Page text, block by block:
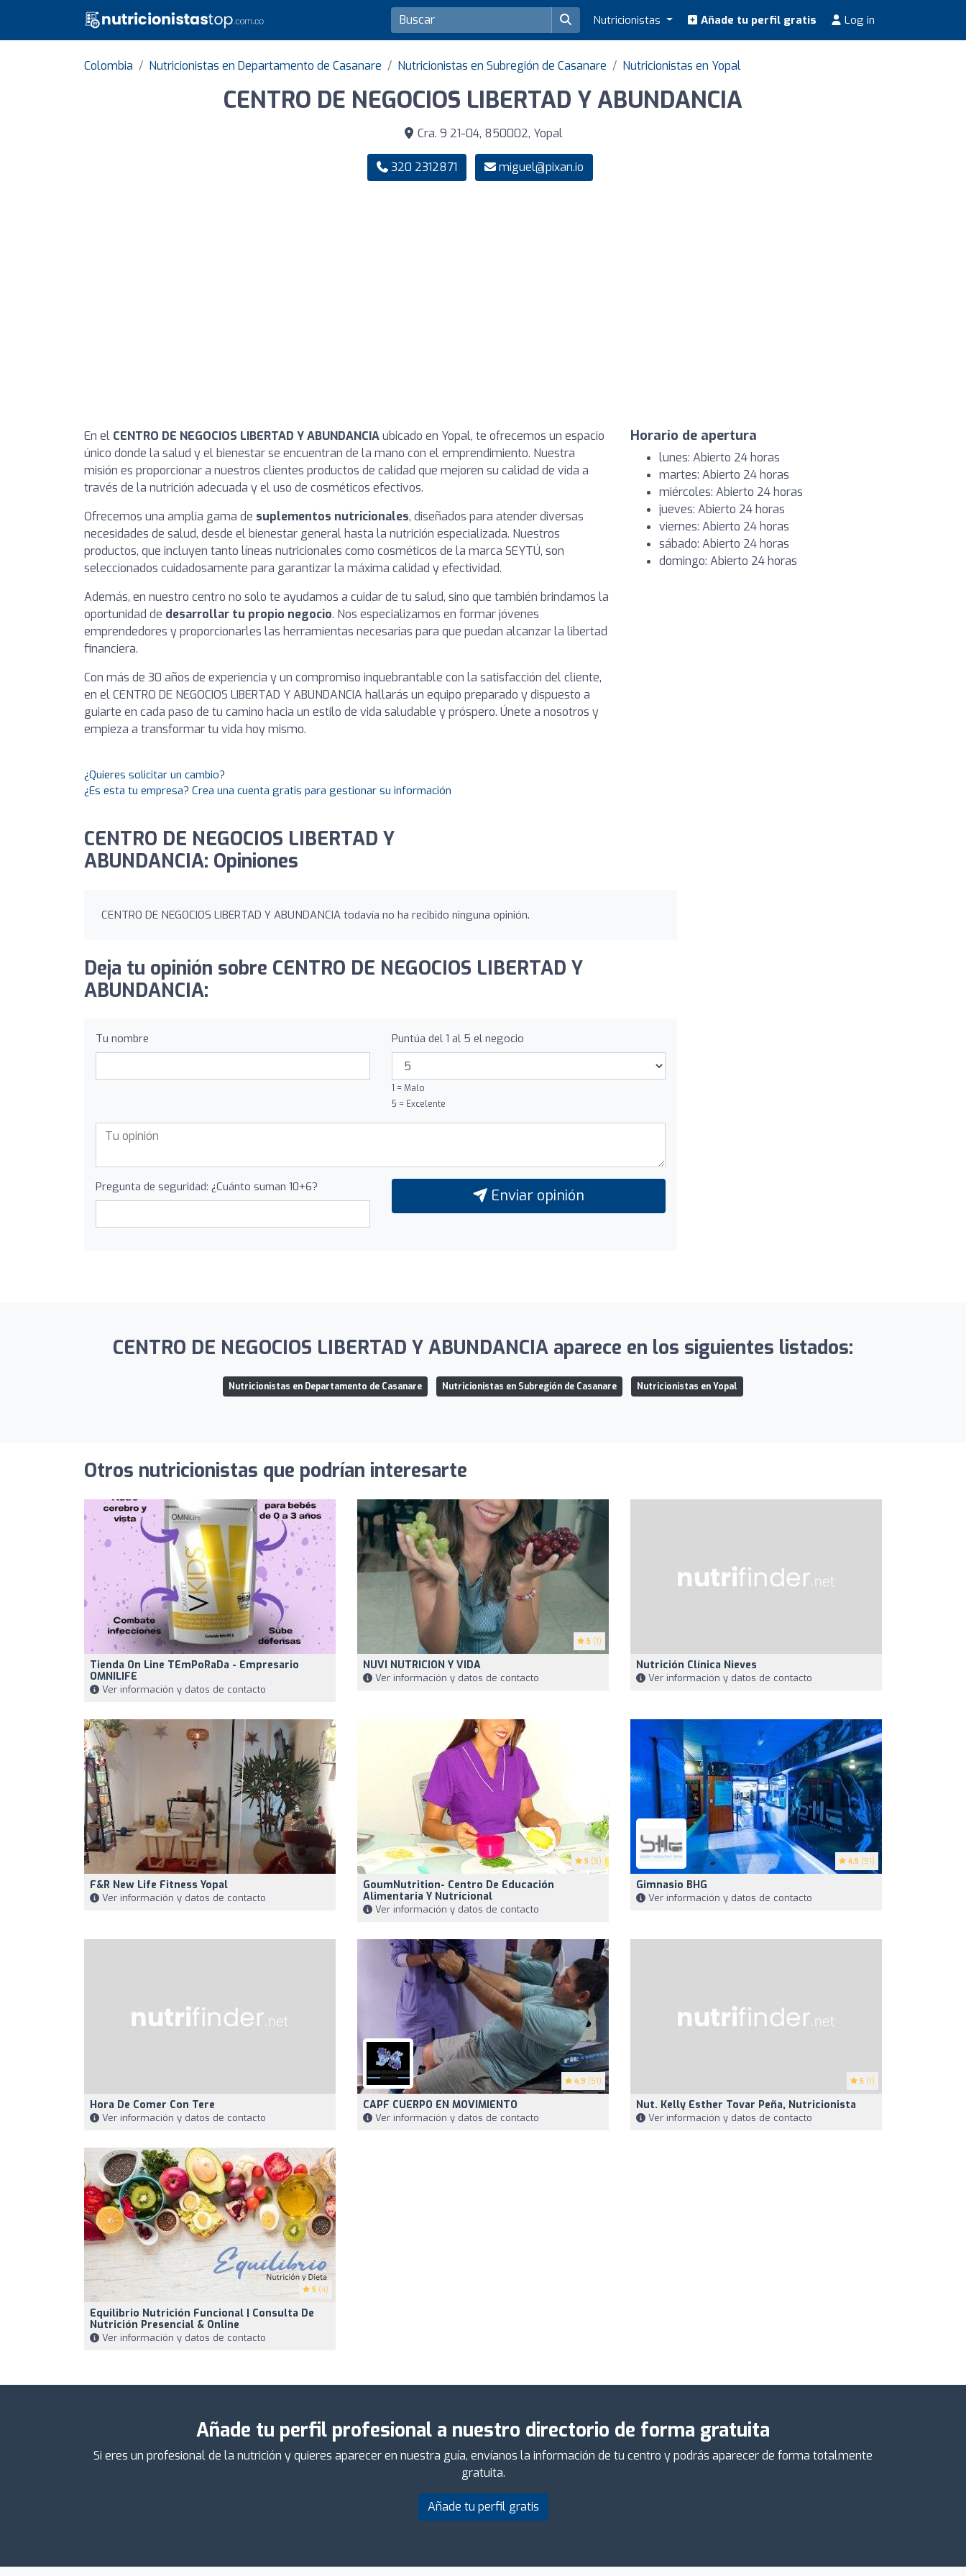
Nutricionistas Añade tu perfil gratis Log in
Colombia Nutricionistas en Departamento de Casanare Nutricionistas en Subregión de Casanare Nutricionistas en Yopal
CENTRO DE NEGOCIOS LIBERTAD Y ABUNDANCIA
Cra. 9 21-04, 850002, Yopal
320 2312871 miguel@pixan.io
En el CENTRO DE NEGOCIOS LIBERTAD Y ABUNDANCIAubicado en Yopal, te ofrecemos un espacio
único donde la salud y el bienestar se encuentran de la mano con el emprendimiento. Nuestra
misión es proporcionar a nuestros clientes productos de calidad que mejoren su calidad de vida a
través de la nutrición adecuada y el uso de cosméticos efectivos.
Ofrecemos una amplia gama de suplementos nutricionales, diseñados para atender diversas
necesidades de salud, desde el bienestar general hasta la nutrición especializada. Nuestros
productos, que incluyen tanto líneas nutricionales como cosméticos de la marca SEYTÚ, son
seleccionados cuidadosamente para garantizar la máxima calidad y efectividad.
Además, en nuestro centro no solo te ayudamos a cuidar de tu salud, sino que también brindamos la
oportunidad de desarrollar tu propio negocio. Nos especializamos en formar jóvenes
emprendedores y proporcionarles las herramientas necesarias para que puedan alcanzar la libertad
financiera.
Con más de 30 años de experiencia y un compromiso inquebrantable con la satisfacción del cliente,
en el CENTRO DE NEGOCIOS LIBERTAD Y ABUNDANCIA hallarás un equipo preparado y dispuesto a
guiarte en cada paso de tu camino hacia un estilo de vida saludable y próspero. Únete a nosotros y
empieza a transformar tu vida hoy mismo.
Horario de apertura
lunes: Abierto 24 horas
martes: Abierto 24 horas
miércoles: Abierto 24 horas
jueves: Abierto 24 horas
viernes: Abierto 24 horas
sábado: Abierto 24 horas
domingo: Abierto 24 horas
¿Quieres solicitar un cambio?
¿Es esta tu empresa? Crea una cuenta gratis para gestionar su información
CENTRO DE NEGOCIOS LIBERTAD Y
ABUNDANCIA: Opiniones
CENTRO DE NEGOCIOS LIBERTAD Y ABUNDANCIA todavía no ha recibido ninguna opinión.
Deja tu opinión sobre CENTRO DE NEGOCIOS LIBERTAD Y
ABUNDANCIA:
Tu nombre Puntúa del 1 al 5 el negocio
1 = Malo
5 = Excelente
Pregunta de seguridad: ¿Cuánto suman 10+6? Enviar opinión
CENTRO DE NEGOCIOS LIBERTAD Y ABUNDANCIA aparece en los siguientes listados:
Nutricionistas en Departamento de Casanare Nutricionistas en Subregión de Casanare Nutricionistas en Yopal
Otros nutricionistas que podrían interesarte
Tienda On Line TEmPoRaDa - Empresario
OMNILIFE
Ver información y datos de contacto
5 (1)
NUVI NUTRICION Y VIDA
Ver información y datos de contacto
Nutrición Clínica Nieves
Ver información y datos de contacto
F&R New Life Fitness Yopal
Ver información y datos de contacto
5 (5)
GoumNutrition- Centro De Educación
Alimentaria Y Nutricional
Ver información y datos de contacto
4.5 (51)
Gimnasio BHG
Ver información y datos de contacto
Hora De Comer Con Tere
Ver información y datos de contacto
4.9 (51)
CAPF CUERPO EN MOVIMIENTO
Ver información y datos de contacto
5 (1)
Nut. Kelly Esther Tovar Peña, Nutricionista
Ver información y datos de contacto
5 (4)
Equilibrio Nutrición Funcional | Consulta De
Nutrición Presencial & Online
Ver información y datos de contacto
Añade tu perfil profesional a nuestro directorio de forma gratuita
Si eres un profesional de la nutrición y quieres aparecer en nuestra guía, envíanos la información de tu centro y podrás aparecer de forma totalmente
gratuita.
Añade tu perfil gratis